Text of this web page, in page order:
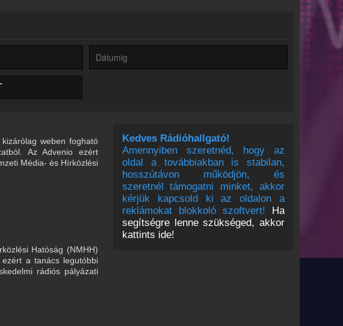
Kedves Rádióhallgató!
Amennyiben szeretnéd, hogy az
oldal a továbbiakban is stabilan,
hosszútávon működjön, és
szeretnél támogatni minket, akkor
kérjük kapcsold ki az oldalon a
reklámokat blokkoló szoftvert!
Ha
segítségre lenne szükséged, akkor
kattints ide!
weben fogható
Az Advenio ezért
Média- és Hírközlési
Hatóság (NMHH)
ezért a tanács legutóbbi
rádiós pályázati